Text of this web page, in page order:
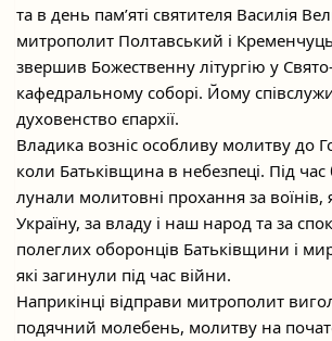
та в день пам’яті святителя Василія
митрополит Полтавський і
звершив Божественну літургію у
кафедральному соборі. Йому
духовенство єпархії.
Владика возніс особливу молитву до
коли Батьківщина в небезпеці. Під
лунали молитовні прохання за воїнів,
Україну, за владу і наш народ та за
полеглих оборонців Батьківщини і
які загинули під час війни.
Наприкінці відправи митрополит
подячний молебень, молитву на